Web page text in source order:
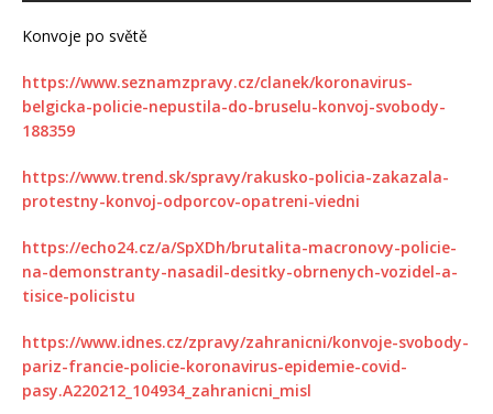
Konvoje po světě
https://www.seznamzpravy.cz/clanek/koronavirus-
belgicka-policie-nepustila-do-bruselu-konvoj-svobody-
188359
https://www.trend.sk/spravy/rakusko-policia-zakazala-
protestny-konvoj-odporcov-opatreni-viedni
https://echo24.cz/a/SpXDh/brutalita-macronovy-policie-
na-demonstranty-nasadil-desitky-obrnenych-vozidel-a-
tisice-policistu
https://www.idnes.cz/zpravy/zahranicni/konvoje-svobody-
pariz-francie-policie-koronavirus-epidemie-covid-
pasy.A220212_104934_zahranicni_misl